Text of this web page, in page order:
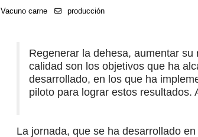
Vacuno carne producción
Regenerar la dehesa, aumentar
calidad son los objetivos que ha
desarrollado, en los que ha
piloto para lograr estos
La jornada, que se ha desarrollado